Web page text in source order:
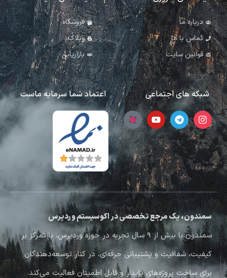
درباره ما
تماس با ما
قوانین سایت
فروشگاه
وبلاگ
بازاریابی
شبکه های اجتماعی اعتماد شما سرمایه ماست
سمندون، یک مرجع تخصصی در اکوسیستم وردپرس
سمندون با بیش از ۹ سال تجربه در حوزه وردپرس، با تمرکز بر
کیفیت، شفافیت و پشتیبانی حرفه‌ای، در کنار توسعه‌دهندگان
برای ساخت پروژه‌های پایدار و قابل اطمینان فعالیت می‌کند.